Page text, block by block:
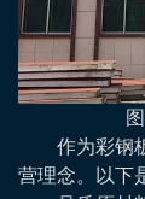
作为彩钢
营理念。以下